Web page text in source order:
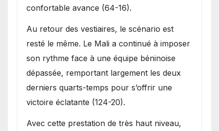
confortable avance (64-16).
Au retour des vestiaires, le scénario est
resté le même. Le Mali a continué à imposer
son rythme face à une équipe béninoise
dépassée, remportant largement les deux
derniers quarts-temps pour s’offrir une
victoire éclatante (124-20).
Avec cette prestation de très haut niveau,